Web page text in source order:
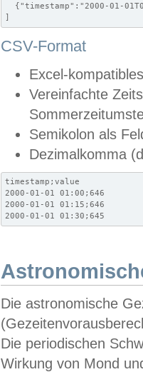
{"timestamp":"2000-01-
]
CSV-Format
Excel-
Vereinfachte
Semikolon als
Dezimalkomma
timestamp;value
2000-01-01 01:00;646
2000-01-01 01:15;646
2000-01-01 01:30;645
Die astronomische
Die periodischen
Wirkung von Mond